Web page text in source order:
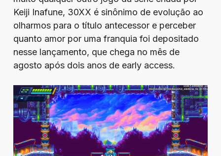
Keiji Inafune, 30XX é sinônimo de evolução ao
olharmos para o título antecessor e perceber
quanto amor por uma franquia foi depositado
nesse lançamento, que chega no mês de
agosto após dois anos de early access.